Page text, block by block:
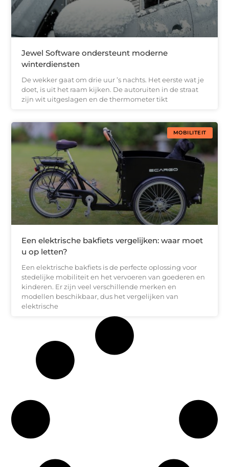
Jewel Software ondersteunt moderne
winterdiensten
De wekker gaat om drie uur ’s nachts. Het eerste wat je
doet, is uit het raam kijken. De autoruiten in de straat
zijn wit uitgeslagen en de thermometer tikt
MOBILITEIT
Een elektrische bakfiets vergelijken: waar moet
u op letten?
Een elektrische bakfiets is de perfecte oplossing voor
stedelijke mobiliteit en het vervoeren van goederen en
kinderen. Er zijn veel verschillende merken en
modellen beschikbaar, dus het vergelijken van
elektrische